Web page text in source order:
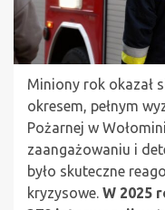
Miniony rok okazał
okresem, pełnym
Pożarnej w
zaangażowaniu i
było skuteczne
kryzysowe. W 2025